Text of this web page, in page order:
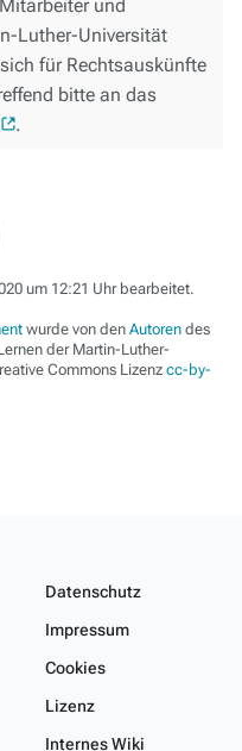
und
Luther-Universität
für Rechtsauskünfte
bitte an das
.
um 12:21 Uhr bearbeitet.
wurde von den Autoren des
der Martin-Luther-
Commons Lizenz cc-by-
Datenschutz
Impressum
Cookies
Lizenz
Internes Wiki